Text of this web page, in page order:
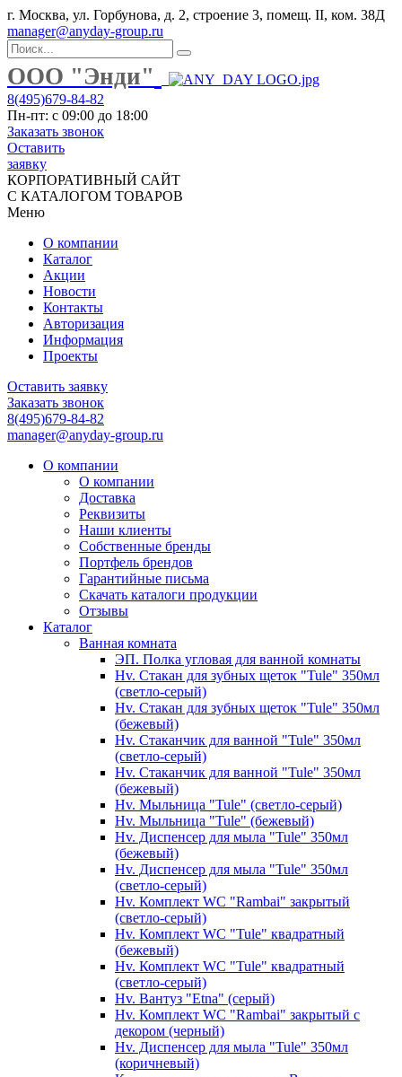
г. Москва, ул. Горбунова, д. 2, строение 3, помещ. II, ком. 38Д
manager@anyday-group.ru
ООО "Энди"
8(495)679-84-82
Пн-пт: с 09:00 до 18:00
Заказать звонок
Оставить
заявку
КОРПОРАТИВНЫЙ САЙТ
С КАТАЛОГОМ ТОВАРОВ
Меню
О компании
Каталог
Акции
Новости
Контакты
Авторизация
Информация
Проекты
Оставить заявку
Заказать звонок
8(495)679-84-82
manager@anyday-group.ru
О компании
О компании
Доставка
Реквизиты
Наши клиенты
Собственные бренды
Портфель брендов
Гарантийные письма
Скачать каталоги продукции
Отзывы
Каталог
Ванная комната
ЭП. Полка угловая для ванной комнаты
Hv. Стакан для зубных щеток "Tule" 350мл
(светло-серый)
Hv. Стакан для зубных щеток "Tule" 350мл
(бежевый)
Hv. Стаканчик для ванной "Tule" 350мл
(светло-серый)
Hv. Стаканчик для ванной "Tule" 350мл
(бежевый)
Hv. Мыльница "Tule" (светло-серый)
Hv. Мыльница "Tule" (бежевый)
Hv. Диспенсер для мыла "Tule" 350мл
(бежевый)
Hv. Диспенсер для мыла "Tule" 350мл
(светло-серый)
Hv. Комплект WC "Rambai" закрытый
(светло-серый)
Hv. Комплект WC "Tule" квадратный
(бежевый)
Hv. Комплект WC "Tule" квадратный
(светло-серый)
Hv. Вантуз "Etna" (серый)
Hv. Комплект WC "Rambai" закрытый с
декором (черный)
Hv. Диспенсер для мыла "Tule" 350мл
(коричневый)